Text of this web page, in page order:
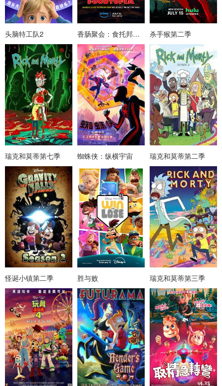
头脑特工队2 香肠聚会：食托邦第一季 杀手猴第二季
瑞克和莫蒂第七季 蜘蛛侠：纵横宇宙 瑞克和莫蒂第二季
怪诞小镇第二季 胜与败 瑞克和莫蒂第三季